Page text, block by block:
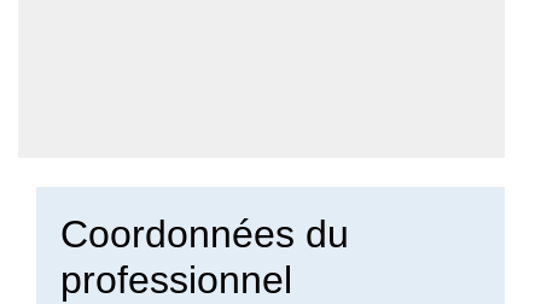
Coordonnées du
professionnel